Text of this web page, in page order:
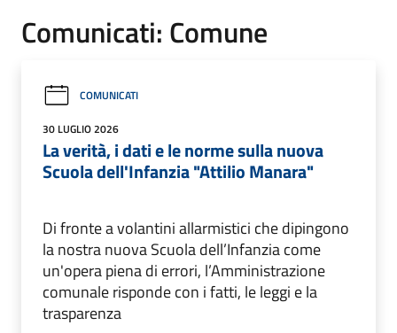
Comunicati: Comune
COMUNICATI
30 LUGLIO 2026
La verità, i dati e le norme sulla nuova
Scuola dell'Infanzia "Attilio Manara"
Di fronte a volantini allarmistici che dipingono
la nostra nuova Scuola dell’Infanzia come
un'opera piena di errori, l’Amministrazione
comunale risponde con i fatti, le leggi e la
trasparenza